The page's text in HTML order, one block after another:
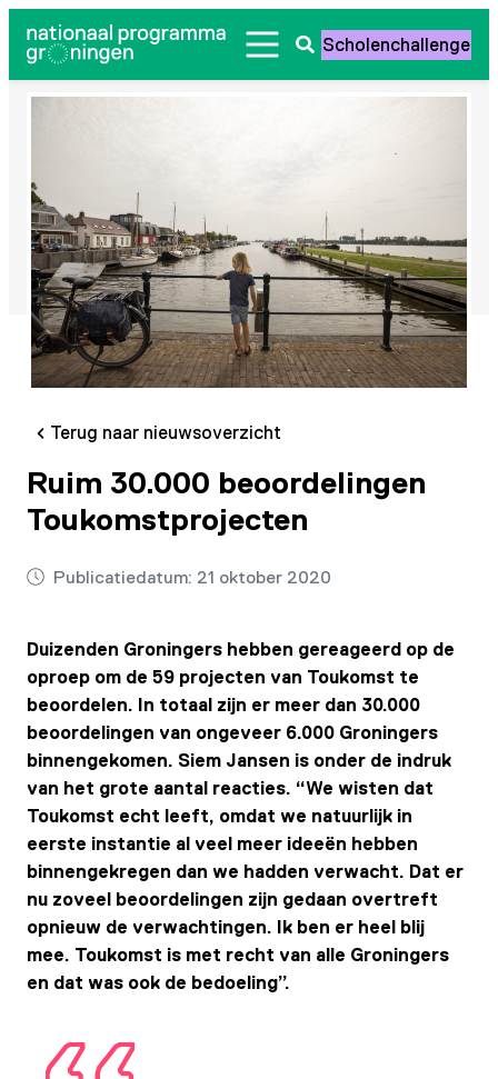
naar
de
Zoeken
openen
Scholenchallenge
Terug naar nieuwsoverzicht
Ruim 30.000 beoordelingen
Toukomstprojecten
Publicatiedatum: 21 oktober 2020
Duizenden Groningers hebben gereageerd op de
oproep om de 59 projecten van Toukomst te
beoordelen. In totaal zijn er meer dan 30.000
beoordelingen van ongeveer 6.000 Groningers
binnengekomen. Siem Jansen is onder de indruk
van het grote aantal reacties. “We wisten dat
Toukomst echt leeft, omdat we natuurlijk in
eerste instantie al veel meer ideeën hebben
binnengekregen dan we hadden verwacht. Dat er
nu zoveel beoordelingen zijn gedaan overtreft
opnieuw de verwachtingen. Ik ben er heel blij
mee. Toukomst is met recht van alle Groningers
en dat was ook de bedoeling”.